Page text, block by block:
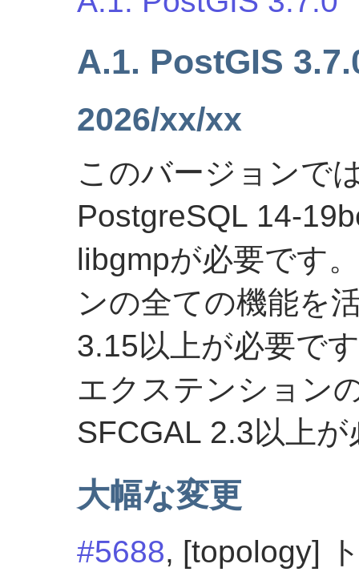
A.1. PostGIS
2026/xx/xx
このバージョンで
PostgreSQL 14-
libgmpが必要です
ンの全ての機能を
3.15以上が必要で
エクステンション
SFCGAL 2.3以上
大幅な変更
#5688, [topology]